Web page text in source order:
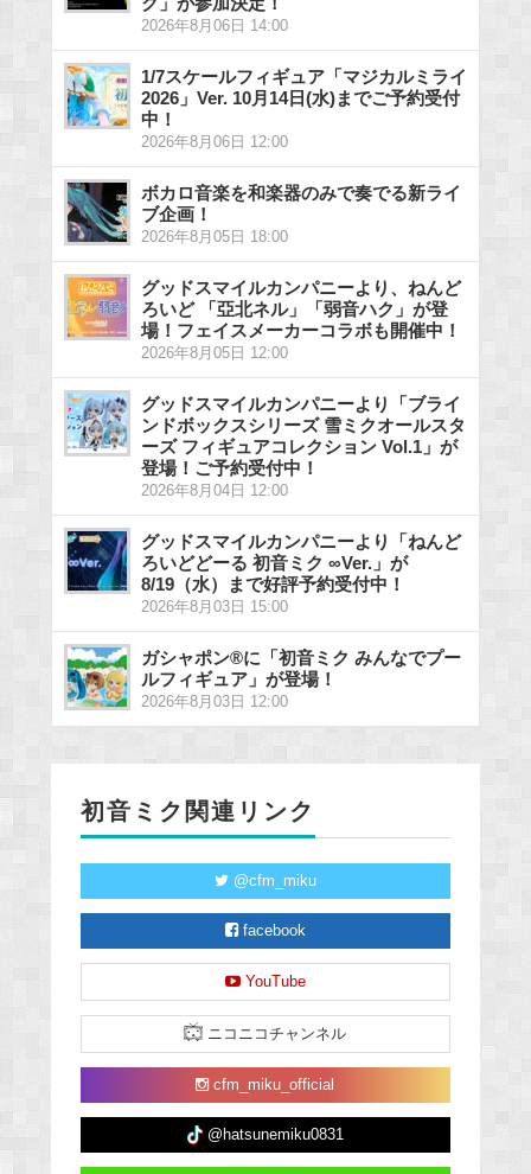
2026年8月06日 14:00
1/7スケールフィギュア「マジカルミライ
2026」Ver. 10月14日(水)までご予約受付
中！
2026年8月06日 12:00
ボカロ音楽を和楽器のみで奏でる新ライ
ブ企画！
2026年8月05日 18:00
グッドスマイルカンパニーより、ねんど
ろいど 「亞北ネル」「弱音ハク」が登
場！フェイスメーカーコラボも開催中！
2026年8月05日 12:00
グッドスマイルカンパニーより「ブライ
ンドボックスシリーズ 雪ミクオールスタ
ーズ フィギュアコレクション Vol.1」が
登場！ご予約受付中！
2026年8月04日 12:00
グッドスマイルカンパニーより「ねんど
ろいどどーる 初音ミク ∞Ver.」が
8/19（水）まで好評予約受付中！
2026年8月03日 15:00
ガシャポン®に「初音ミク みんなでプー
ルフィギュア」が登場！
2026年8月03日 12:00
初音ミク関連リンク
@cfm_miku
facebook
YouTube
ニコニコチャンネル
cfm_miku_official
@hatsunemiku0831